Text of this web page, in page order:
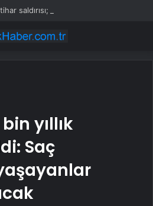
saldırısı; 7 ölü, 15 yaralı
yıllık
Saç